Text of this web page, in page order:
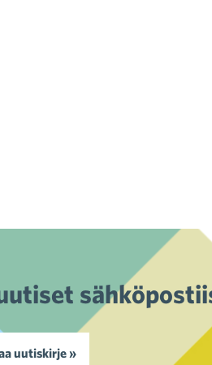
uutiskirje »